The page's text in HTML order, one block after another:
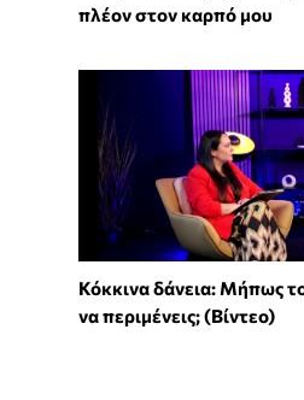
πλέον στον καρπό μου
Κόκκινα δάνεια: Μήπως
να περιμένεις; (Βίντεο)